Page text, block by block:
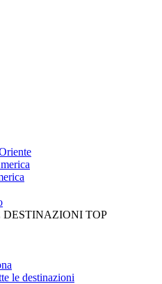
DESTINAZIONI TOP
le destinazioni